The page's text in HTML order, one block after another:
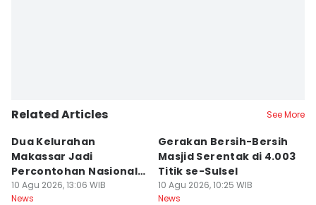
Related Articles See More
Dua Kelurahan
Makassar Jadi
Percontohan Nasional
Sadar HAM
10 Agu 2026, 13:06 WIB
News
Gerakan Bersih-Bersih
Masjid Serentak di 4.003
Titik se-Sulsel
10 Agu 2026, 10:25 WIB
News